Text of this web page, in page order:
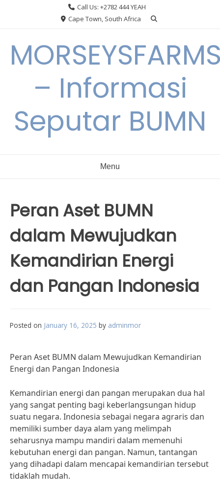
Call Us: +2782 444 YEAH
Cape Town, South Africa
– Informasi
Seputar BUMN
Menu
Peran Aset BUMN
dalam Mewujudkan
Kemandirian Energi
dan Pangan Indonesia
Posted on January 16, 2025 by adminmor
Peran Aset BUMN dalam Mewujudkan Kemandirian
Energi dan Pangan Indonesia
Kemandirian energi dan pangan merupakan dua hal
yang sangat penting bagi keberlangsungan hidup
suatu negara. Indonesia sebagai negara agraris dan
memiliki sumber daya alam yang melimpah
seharusnya mampu mandiri dalam memenuhi
kebutuhan energi dan pangan. Namun, tantangan
yang dihadapi dalam mencapai kemandirian tersebut
tidaklah mudah.